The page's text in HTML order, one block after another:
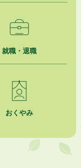
就職・退職
おくやみ